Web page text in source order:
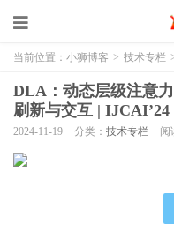
当前位置： 小狮博客 > 技术专栏
DLA：动态层级注意
刷新与交互 | IJCAI’24
2024-11-19 分类： 技术专栏 阅